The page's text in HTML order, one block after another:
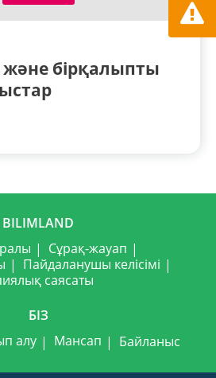
бірқалыпты
BILIMLAND
Сұрақ-жауап
Пайдаланушы келісімі
саясаты
БІЗ
алу Мансап Байланыс